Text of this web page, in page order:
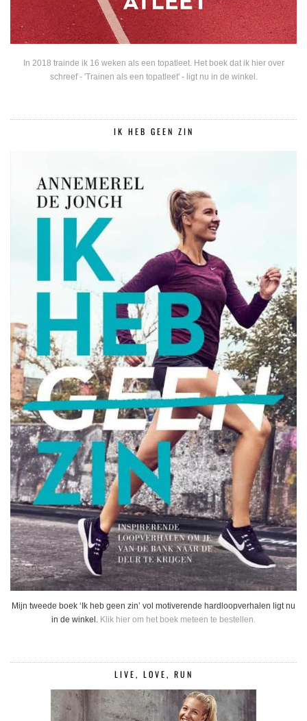
In 2018 trainde ik 16 weken als een topatleet. Het boek dat ik hier over
schreef - 'Trainen als een topatleet' - ligt nu in de winkel.
IK HEB GEEN ZIN
Mijn tweede boek ‘Ik heb geen zin’ vol motiverende hardloopverhalen ligt nu
in de winkel. Klik hier om het boek meteen te bestellen.
LIVE, LOVE, RUN